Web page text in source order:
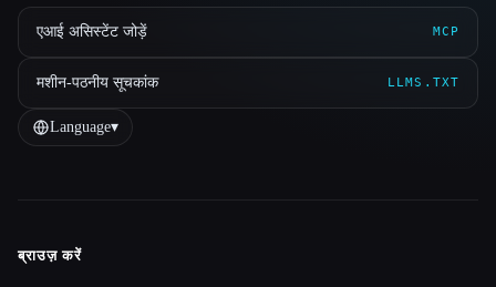
एआई असिस्टेंट जोड़ें MCP
मशीन-पठनीय सूचकांक LLMS.TXT
Language▾
Site navigation
ब्राउज़ करें